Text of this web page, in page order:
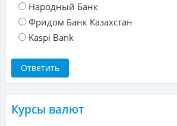
Народный Банк
Фридом Банк Казахстан
Kaspi Bank
Курсы валют